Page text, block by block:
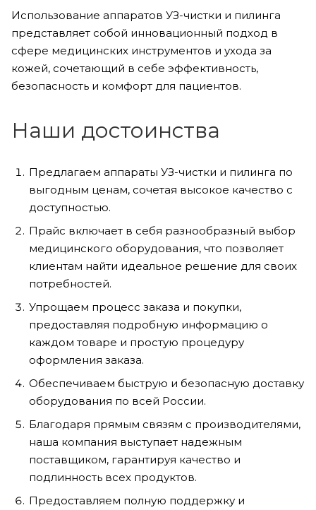
Использование аппаратов УЗ-чистки и пилинга
представляет собой инновационный подход в
сфере медицинских инструментов и ухода за
кожей, сочетающий в себе эффективность,
безопасность и комфорт для пациентов.
Наши достоинства
Предлагаем аппараты УЗ-чистки и пилинга по
выгодным ценам, сочетая высокое качество с
доступностью.
Прайс включает в себя разнообразный выбор
медицинского оборудования, что позволяет
клиентам найти идеальное решение для своих
потребностей.
Упрощаем процесс заказа и покупки,
предоставляя подробную информацию о
каждом товаре и простую процедуру
оформления заказа.
Обеспечиваем быструю и безопасную доставку
оборудования по всей России.
Благодаря прямым связям с производителями,
наша компания выступает надежным
поставщиком, гарантируя качество и
подлинность всех продуктов.
Предоставляем полную поддержку и